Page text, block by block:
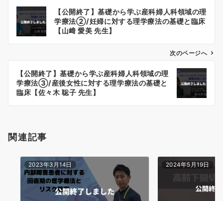
ン
【公開終了】基礎から学ぶ産科婦人科領域の理
学療法②/妊婦に対する理学療法の基礎と臨床
【山﨑 愛美 先生】
次のページへ
【公開終了】基礎から学ぶ産科婦人科領域の理
学療法③/産後女性に対する理学療法の基礎と
臨床【佐々木 聡子 先生】
関連記事
2023年3月14日 2024年5月19日